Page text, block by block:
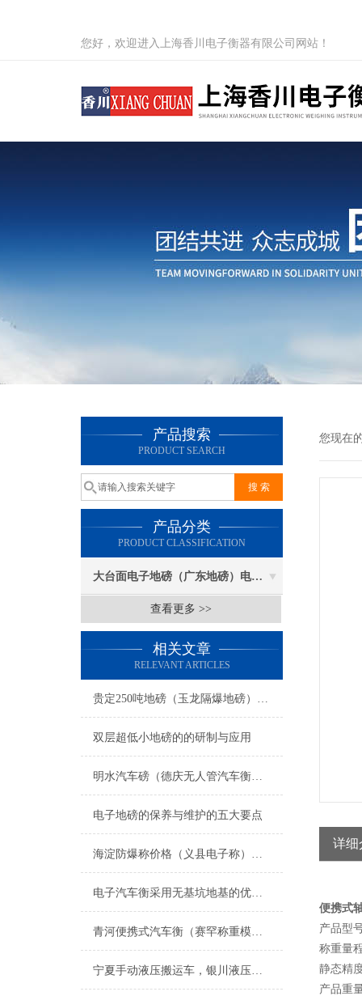
您好，欢迎进入上海香川电子衡器有限公司网站！
产品搜索
PRODUCT SEARCH
产品分类
PRODUCT CLASSIFICATION
大台面电子地磅（广东地磅）电子汽车衡
查看更多 >>
相关文章
RELEVANT ARTICLES
贵定250吨地磅（玉龙隔爆地磅）陆良100吨汽车衡维修
双层超低小地磅的的研制与应用
明水汽车磅（德庆无人管汽车衡）端州OMS智能称）梅州道闸称重汽车衡维修
电子地磅的保养与维护的五大要点
海淀防爆称价格（义县电子称）细河电子隔爆桌秤）喀喇沁左翼滚筒秤维修
电子汽车衡采用无基坑地基的优势体现
青河便携式汽车衡（赛罕称重模块）土默特左旗地磅维修
宁夏手动液压搬运车，银川液压搬运秤，叉车秤
您现在
详细
便携式
产品型
称重量
静态精
产品重